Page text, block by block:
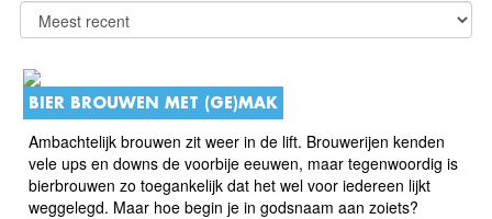
BIER BROUWEN MET (GE)MAK
Ambachtelijk brouwen zit weer in de lift. Brouwerijen kenden
vele ups en downs de voorbije eeuwen, maar tegenwoordig is
bierbrouwen zo toegankelijk dat het wel voor iedereen lijkt
weggelegd. Maar hoe begin je in godsnaam aan zoiets?